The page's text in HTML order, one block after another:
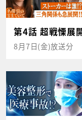
第4話 超戦慄展
8月7日(金)放送分